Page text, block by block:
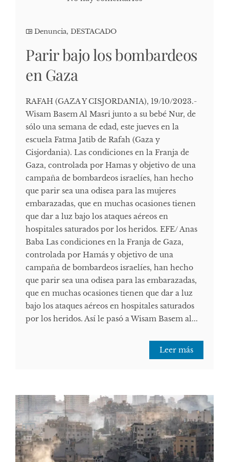
Denuncia, DESTACADO
Parir bajo los bombardeos
en Gaza
RAFAH (GAZA Y CISJORDANIA), 19/10/2023.-
Wisam Basem Al Masri junto a su bebé Nur, de
sólo una semana de edad, este jueves en la
escuela Fatma Jatib de Rafah (Gaza y
Cisjordania). Las condiciones en la Franja de
Gaza, controlada por Hamas y objetivo de una
campaña de bombardeos israelíes, han hecho
que parir sea una odisea para las mujeres
embarazadas, que en muchas ocasiones tienen
que dar a luz bajo los ataques aéreos en
hospitales saturados por los heridos. EFE/ Anas
Baba Las condiciones en la Franja de Gaza,
controlada por Hamás y objetivo de una
campaña de bombardeos israelíes, han hecho
que parir sea una odisea para las embarazadas,
que en muchas ocasiones tienen que dar a luz
bajo los ataques aéreos en hospitales saturados
por los heridos. Así le pasó a Wisam Basem al...
Leer más